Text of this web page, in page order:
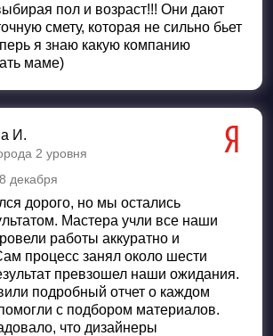
пол и возраст!!! Они дают
смету, которая не сильно бьет
я знаю какую компанию
маме)
И.
2 уровня
5 из 5
декабря
дорого, но мы остались
Мастера учли все наши
работы аккуратно и
процесс занял около шести
превзошел наши ожидания.
подробный отчет о каждом
с подбором материалов.
что дизайнеры